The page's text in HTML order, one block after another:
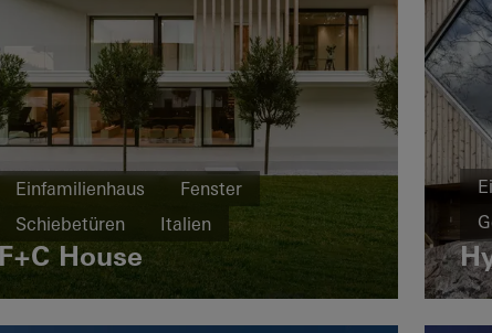
Einfamilienhaus
Fenster
Schiebetüren
Italien
F+C House